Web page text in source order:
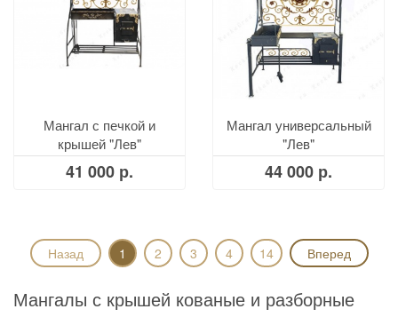
Мангал с печкой и
крышей "Лев"
41 000 р.
Мангал универсальный
"Лев"
44 000 р.
Назад 1 2 3 4 14 Вперед
Мангалы с крышей кованые и разборные